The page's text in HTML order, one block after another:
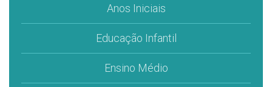
Anos Iniciais
Educação Infantil
Ensino Médio